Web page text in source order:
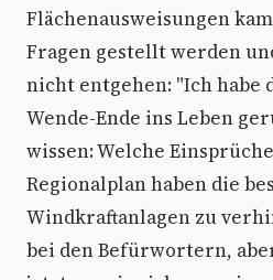
Flächenausweisungen
Fragen gestellt werden
nicht entgehen: "Ich
Wende-Ende ins Leben
wissen: Welche
Regionalplan haben die
Windkraftanlagen zu
bei den Befürwortern,